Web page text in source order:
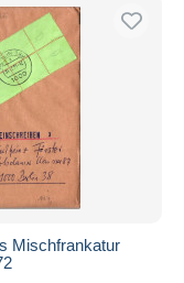
Mischfrankatur